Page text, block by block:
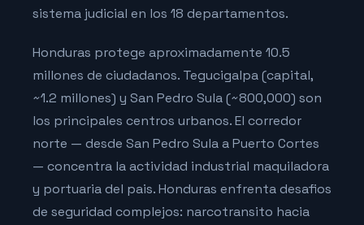
sistema judicial en los 18 departamentos.
Honduras protege aproximadamente 10.5
millones de ciudadanos. Tegucigalpa (capital,
~1.2 millones) y San Pedro Sula (~800,000) son
los principales centros urbanos. El corredor
norte — desde San Pedro Sula a Puerto Cortes
— concentra la actividad industrial maquiladora
y portuaria del pais. Honduras enfrenta desafios
de seguridad complejos: narcotransito hacia